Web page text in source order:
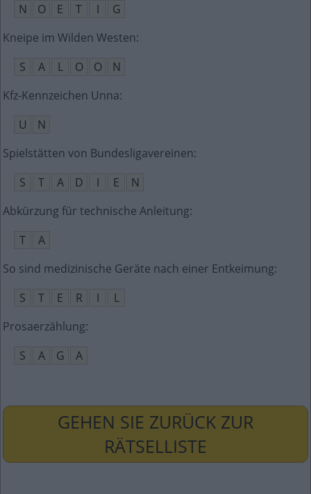
N
O E T I
G
Kneipe im Wilden Westen:
S
A L O O
N
Kfz-Kennzeichen Unna:
U
N
Spielstätten von Bundesligavereinen:
S
T A D I E
N
Abkürzung für technische Anleitung:
T
A
So sind medizinische Geräte nach einer Entkeimung:
S
T E R I
L
Prosaerzählung:
S
A G A
GEHEN SIE ZURÜCK ZUR
RÄTSELLISTE